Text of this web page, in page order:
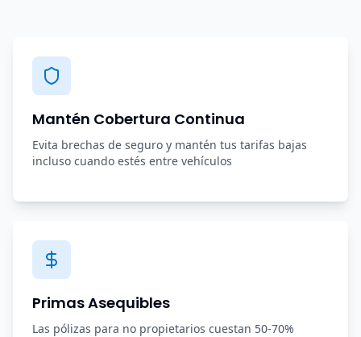
Mantén Cobertura Continua
Evita brechas de seguro y mantén tus tarifas bajas
incluso cuando estés entre vehículos
Primas Asequibles
Las pólizas para no propietarios cuestan 50-70%